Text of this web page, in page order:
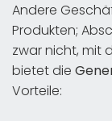
Andere
Produkten;
zwar nicht, mit
bietet die
Vorteile: